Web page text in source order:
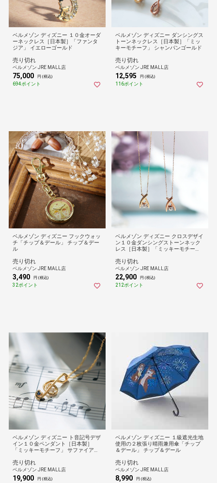
ベルメゾン ディズニー １０金オーダ
ーネックレス［日本製］「ファンタ
ジア」 イエローゴールド
売り切れ
ベルメゾン JRE MALL店
75,000 円 (税込)
694ポイント
ベルメゾン ディズニー ダンシングス
トーンネックレス［日本製］「ミッ
キーモチーフ」 シャンパンゴールド
売り切れ
ベルメゾン JRE MALL店
12,595 円 (税込)
116ポイント
ベルメゾン ディズニー フックウォッ
チ「チップ＆デール」 チップ＆デー
ル
売り切れ
ベルメゾン JRE MALL店
3,490 円 (税込)
32ポイント
ベルメゾン ディズニー クロスデザイ
ン１０金ダンシングストーンネック
レス［日本製］「ミッキーモチー
売り切れ
ベルメゾン JRE MALL店
22,900 円 (税込)
212ポイント
ベルメゾン ディズニー ト音記号デザ
イン１０金ペンダント［日本製］
「ミッキーモチーフ」 サファイア
売り切れ
ベルメゾン JRE MALL店
19,900 円 (税込)
ベルメゾン ディズニー １級遮光生地
使用の２枚張り晴雨兼用傘「チップ
＆デール」 チップ＆デール
売り切れ
ベルメゾン JRE MALL店
8,990 円 (税込)